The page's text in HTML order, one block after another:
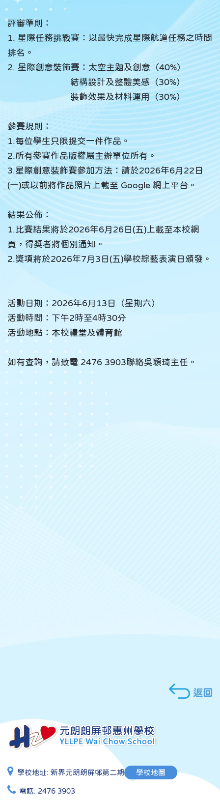
評審準則：
1. 星際任務挑戰賽：以最快完成星際航道任務之時間
排名。
2. 星際創意裝飾賽：太空主題及創意（40%）
結構設計及整體美感（30%）
裝飾效果及材料運用（30%）
參賽規則：
1.每位學生只限提交一件作品。
2.所有參賽作品版權屬主辦單位所有。
3.星際創意裝飾賽參加方法：請於2026年6月22日
(一)或以前將作品照片上載至 Google 網上平台。
結果公佈：
1.比賽結果將於2026年6月26日(五)上載至本校網
頁，得獎者將個別通知。
2.獎項將於2026年7月3日(五)學校綜藝表演日頒發。
活動日期：2026年6月13日（星期六）
活動時間：下午2時至4時30分
活動地點：本校禮堂及體育館
如有查詢，請致電 2476 3903聯絡吳穎琦主任。
返回
學校地址: 新界元朗朗屏邨第二期 學校地圖
電話: 2476 3903